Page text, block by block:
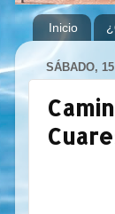
Inicio
SÁBADO,